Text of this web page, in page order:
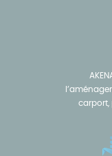
carport,